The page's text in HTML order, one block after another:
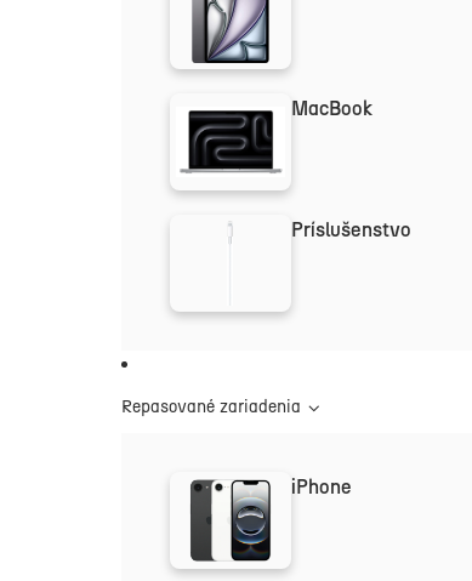
MacBook
Príslušenstvo
Repasované zariadenia
iPhone